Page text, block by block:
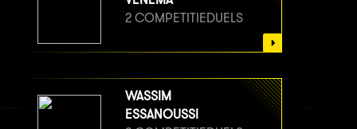
2 COMPETITIEDUELS
WASSIM
ESSANOUSSI